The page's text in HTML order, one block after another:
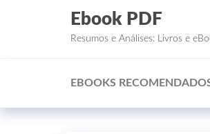
Ebook PDF
Resumos e Análises: Livros e
EBOOKS